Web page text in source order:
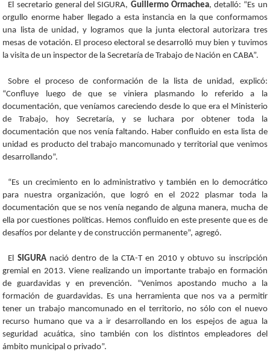
El secretario general del SIGURA, Guillermo Ormachea, detalló: “Es un
orgullo enorme haber llegado a esta instancia en la que conformamos
una lista de unidad, y logramos que la junta electoral autorizara tres
mesas de votación. El proceso electoral se desarrolló muy bien y tuvimos
la visita de un inspector de la Secretaría de Trabajo de Nación en CABA”.
Sobre el proceso de conformación de la lista de unidad, explicó:
“Confluye luego de que se viniera plasmando lo referido a la
documentación, que veníamos careciendo desde lo que era el Ministerio
de Trabajo, hoy Secretaría, y se luchara por obtener toda la
documentación que nos venía faltando. Haber confluido en esta lista de
unidad es producto del trabajo mancomunado y territorial que venimos
desarrollando”.
“Es un crecimiento en lo administrativo y también en lo democrático
para nuestra organización, que logró en el 2022 plasmar toda la
documentación que se nos venía negando de alguna manera, mucha de
ella por cuestiones políticas. Hemos confluido en este presente que es de
desafíos por delante y de construcción permanente”, agregó.
El SIGURAnació dentro de la CTA-T en 2010 y obtuvo su inscripción
gremial en 2013. Viene realizando un importante trabajo en formación
de guardavidas y en prevención. “Venimos apostando mucho a la
formación de guardavidas. Es una herramienta que nos va a permitir
tener un trabajo mancomunado en el territorio, no sólo con el nuevo
recurso humano que va a ir desarrollando en los espejos de agua la
seguridad acuática, sino también con los distintos empleadores del
ámbito municipal o privado”.